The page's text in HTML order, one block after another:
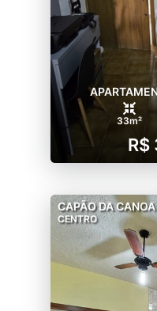
33m²
R$
CAPÃO DA CANOA
CENTRO